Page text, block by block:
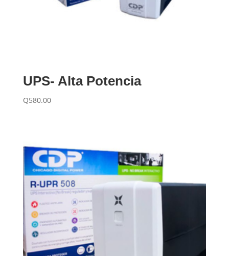
UPS- Alta Potencia
Q580.00